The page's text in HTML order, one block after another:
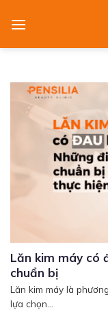
Lăn kim máy có
chuẩn bị
Lăn kim máy là
lựa chọn...